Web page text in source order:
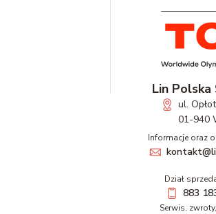
Lin Polska
Informacje oraz
ul.
01-940
Dział
883
Serwis,